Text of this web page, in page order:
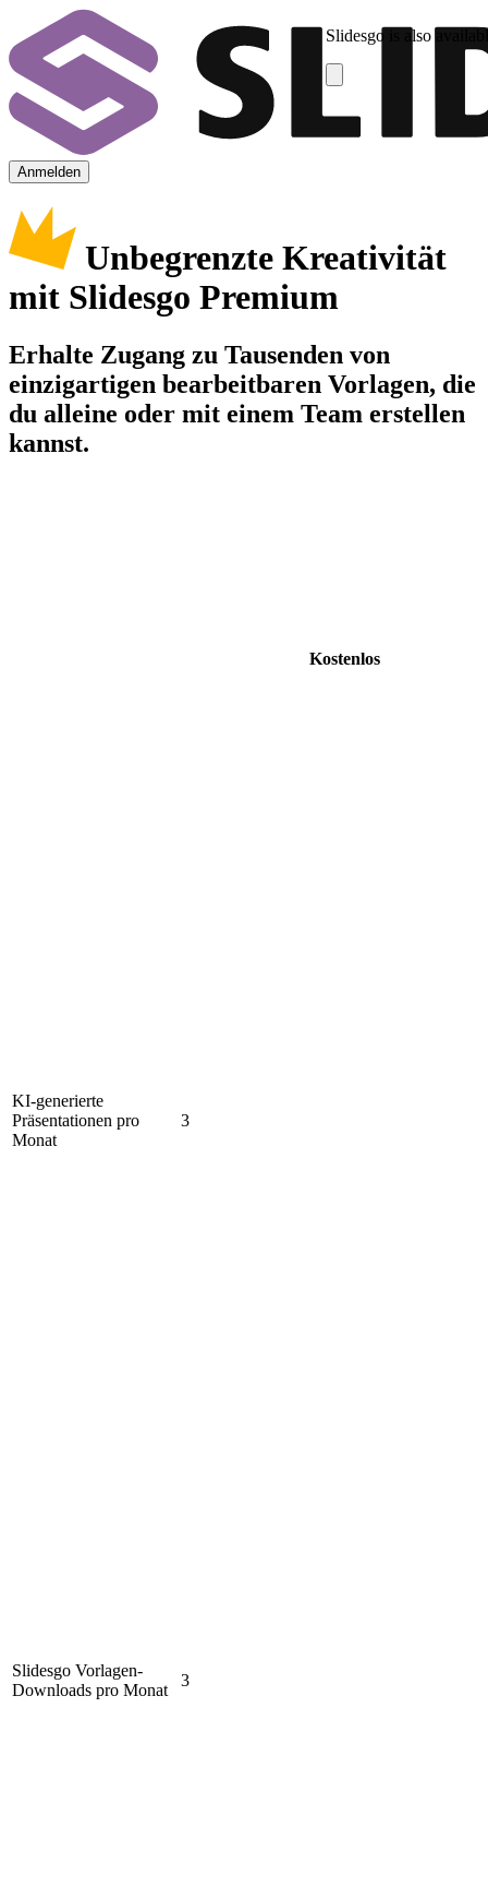
Slidesgo is also
Anmelden
Unbegrenzte Kreativität
mit Slidesgo Premium
Erhalte Zugang zu Tausenden von
einzigartigen bearbeitbaren Vorlagen, die
du alleine oder mit einem Team erstellen
kannst.
Kostenlos
KI-generierte
Präsentationen pro
Monat
3
Slidesgo Vorlagen-
Downloads pro Monat
3